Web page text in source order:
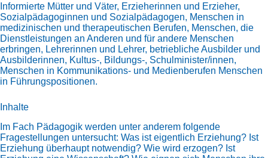
Informierte Mütter und Väter, Erzieherinnen und Erzieher,
Sozialpädagoginnen und Sozialpädagogen, Menschen in
medizinischen und therapeutischen Berufen, Menschen, die
Dienstleistungen an Anderen und für andere Menschen
erbringen, Lehrerinnen und Lehrer, betriebliche Ausbilder und
Ausbilderinnen, Kultus-, Bildungs-, Schulminister/innen,
Menschen in Kommunikations- und Medienberufen Menschen
in Führungspositionen.
Inhalte
Im Fach Pädagogik werden unter anderem folgende
Fragestellungen untersucht: Was ist eigentlich Erziehung? Ist
Erziehung überhaupt notwendig? Wie wird erzogen? Ist